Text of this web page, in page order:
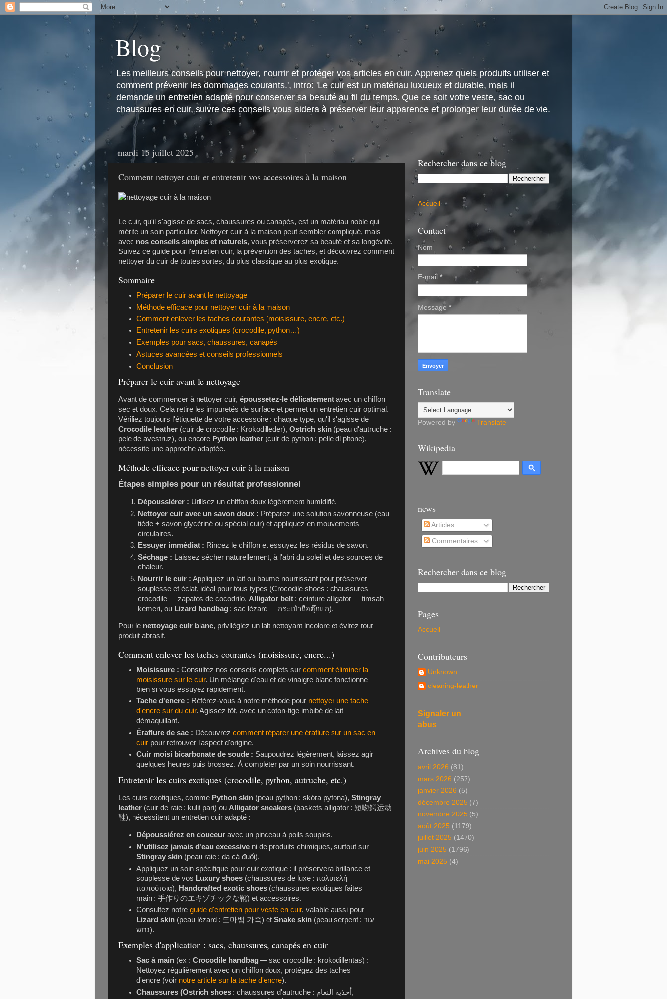
Blog
Les meilleurs conseils pour nettoyer, nourrir et protéger vos articles en cuir. Apprenez quels produits utiliser et
comment prévenir les dommages courants.', intro: 'Le cuir est un matériau luxueux et durable, mais il
demande un entretien adapté pour conserver sa beauté au fil du temps. Que ce soit votre veste, sac ou
chaussures en cuir, suivre ces conseils vous aidera à préserver leur apparence et prolonger leur durée de vie.
mardi 15 juillet 2025
Comment nettoyer cuir et entretenir vos accessoires à la maison
Le cuir, qu'il s'agisse de sacs, chaussures ou canapés, est un matériau noble qui
mérite un soin particulier. Nettoyer cuir à la maison peut sembler compliqué, mais
avec nos conseils simples et naturels, vous préserverez sa beauté et sa longévité.
Suivez ce guide pour l'entretien cuir, la prévention des taches, et découvrez comment
nettoyer du cuir de toutes sortes, du plus classique au plus exotique.
Sommaire
Préparer le cuir avant le nettoyage
Méthode efficace pour nettoyer cuir à la maison
Comment enlever les taches courantes (moisissure, encre, etc.)
Entretenir les cuirs exotiques (crocodile, python…)
Exemples pour sacs, chaussures, canapés
Astuces avancées et conseils professionnels
Conclusion
Préparer le cuir avant le nettoyage
Avant de commencer à nettoyer cuir, époussetez-le délicatement avec un chiffon
sec et doux. Cela retire les impuretés de surface et permet un entretien cuir optimal.
Vérifiez toujours l'étiquette de votre accessoire : chaque type, qu'il s'agisse de
Crocodile leather (cuir de crocodile : Krokodilleder), Ostrich skin (peau d'autruche :
pele de avestruz), ou encore Python leather (cuir de python : pelle di pitone),
nécessite une approche adaptée.
Méthode efficace pour nettoyer cuir à la maison
Étapes simples pour un résultat professionnel
Dépoussiérer : Utilisez un chiffon doux légèrement humidifié.
Nettoyer cuir avec un savon doux : Préparez une solution savonneuse (eau
tiède + savon glycériné ou spécial cuir) et appliquez en mouvements
circulaires.
Essuyer immédiat : Rincez le chiffon et essuyez les résidus de savon.
Séchage : Laissez sécher naturellement, à l'abri du soleil et des sources de
chaleur.
Nourrir le cuir : Appliquez un lait ou baume nourrissant pour préserver
souplesse et éclat, idéal pour tous types (Crocodile shoes : chaussures
crocodile —zapatos de cocodrilo, Alligator belt : ceinture alligator —timsah
kemeri, ou Lizard handbag : sac lézard — กระเป๋าถือตุ๊กแก).
Pour le nettoyage cuir blanc, privilégiez un lait nettoyant incolore et évitez tout
produit abrasif.
Comment enlever les taches courantes (moisissure, encre...)
Moisissure : Consultez nos conseils complets surcomment éliminer la
moisissure sur le cuir. Un mélange d'eau et de vinaigre blanc fonctionne
bien si vous essuyez rapidement.
Tache d'encre : Référez-vous à notre méthode pour nettoyer une tache
d'encre sur du cuir. Agissez tôt, avec un coton-tige imbibé de lait
démaquillant.
Éraflure de sac : Découvrezcomment réparer une éraflure sur un sac en
cuir pour retrouver l'aspect d'origine.
Cuir moisi bicarbonate de soude : Saupoudrez légèrement, laissez agir
quelques heures puis brossez. À compléter par un soin nourrissant.
Entretenir les cuirs exotiques (crocodile, python, autruche, etc.)
Les cuirs exotiques, comme Python skin (peau python : skóra pytona), Stingray
leather (cuir de raie : kulit pari) ou Alligator sneakers (baskets alligator : 短吻鳄运动
鞋), nécessitent un entretien cuir adapté :
Dépoussiérez en douceur avec un pinceau à poils souples.
N'utilisez jamais d'eau excessive ni de produits chimiques, surtout sur
Stingray skin (peau raie :da cá đuối).
Appliquez un soin spécifique pour cuir exotique : il préservera brillance et
souplesse de vos Luxury shoes (chaussures de luxe :πολυτελή
παπούτσια), Handcrafted exotic shoes (chaussures exotiques faites
main :手作りのエキゾチックな靴) et accessoires.
Consultez notreguide d'entretien pour veste en cuir, valable aussi pour
Lizard skin (peau lézard : 도마뱀 가죽) etSnake skin (peau serpent :עור
נחש).
Exemples d'application : sacs, chaussures, canapés en cuir
Sac à main (ex :Crocodile handbag— sac crocodile : krokodillentas) :
Nettoyez régulièrement avec un chiffon doux, protégez des taches
d'encre (voir notre article sur la tache d'encre).
Chaussures (Ostrich shoes : chaussures d'autruche : أحذية النعام ,
Rechercher dans ce blog
Accueil
Contact
Nom
E-mail *
Message *
Translate
Powered by Translate
Wikipedia
news
Articles
Commentaires
Rechercher dans ce blog
Pages
Accueil
Contributeurs
Unknown
cleaning-leather
Signaler un
abus
Archives du blog
avril 2026 (81)
mars 2026 (257)
janvier 2026 (5)
décembre 2025 (7)
novembre 2025 (5)
août 2025 (1179)
juillet 2025 (1470)
juin 2025 (1796)
mai 2025 (4)